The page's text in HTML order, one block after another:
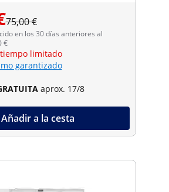
75,00 €
en los 30 días anteriores al
€
limitado
garantizado
aprox. 17/8
Añadir a la cesta